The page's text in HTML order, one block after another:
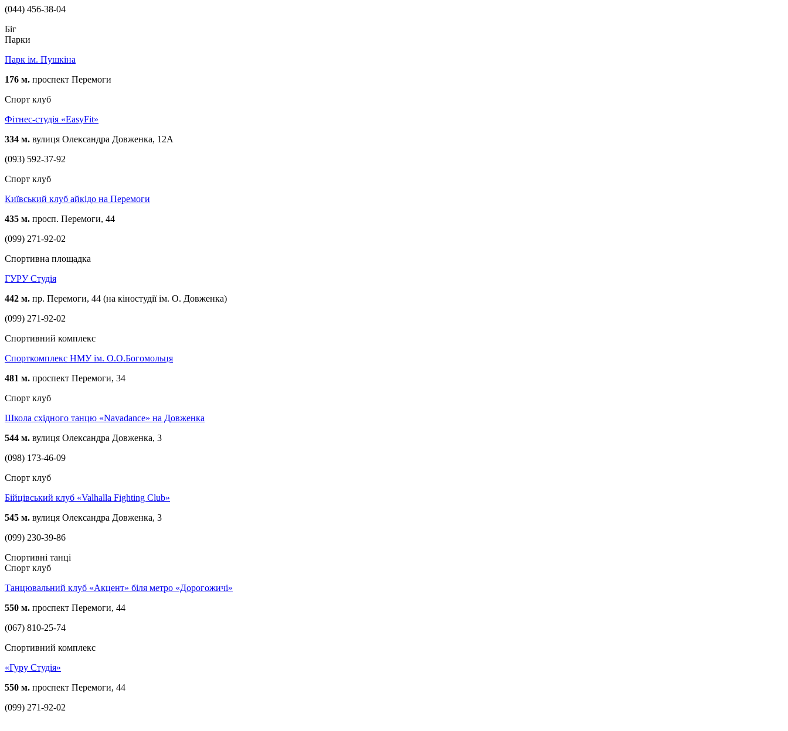
(044) 456-38-04
Біг
Парки
Парк ім. Пушкіна
176 м. проспект Перемоги
Спорт клуб
Фітнес-студія «EasyFit»
334 м. вулиця Олександра Довженка, 12А
(093) 592-37-92
Спорт клуб
Київський клуб айкідо на Перемоги
435 м. просп. Перемоги, 44
(099) 271-92-02
Спортивна площадка
ГУРУ Студія
442 м. пр. Перемоги, 44 (на кіностудії ім. О. Довженка)
(099) 271-92-02
Спортивний комплекс
Спорткомплекс НМУ ім. О.О.Богомольця
481 м. проспект Перемоги, 34
Спорт клуб
Школа східного танцю «Navadance» на Довженка
544 м. вулиця Олександра Довженка, 3
(098) 173-46-09
Спорт клуб
Бійцівський клуб «Valhalla Fighting Club»
545 м. вулиця Олександра Довженка, 3
(099) 230-39-86
Спортивні танці
Спорт клуб
Танцювальний клуб «Акцент» біля метро «Дорогожичі»
550 м. проспект Перемоги, 44
(067) 810-25-74
Спортивний комплекс
«Гуру Студія»
550 м. проспект Перемоги, 44
(099) 271-92-02